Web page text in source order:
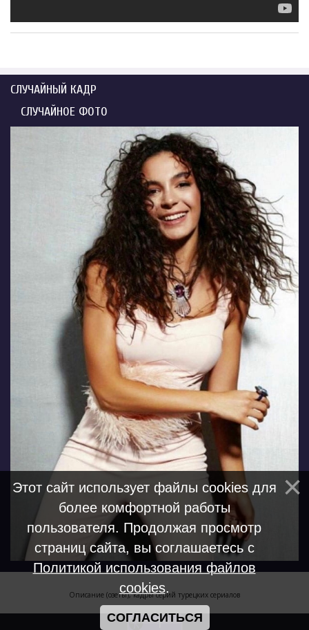
СЛУЧАЙНЫЙ КАДР
СЛУЧАЙНОЕ ФОТО
Описание (озеты), кадры серий турецких сериалов
Этот сайт использует файлы cookies для
более комфортной работы
пользователя. Продолжая просмотр
страниц сайта, вы соглашаетесь с
Политикой использования файлов
cookies.
СОГЛАСИТЬСЯ